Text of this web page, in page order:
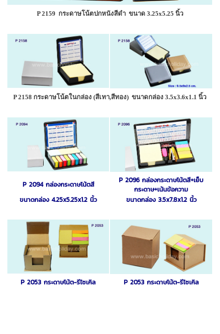
P 2159 กระดาษโน้ตปกหนังสีดำ ขนาด 3.25x5.25 นิ้ว
P 2158 กระดาษโน้ตในกล่อง (สีเทา,สีทอง) ขนาดกล่อง 3.5x3.6x1.1 นิ้ว
P 2094 กล่องกระดาษโน้ตสี
P 2096 กล่องกระดาษโน้ตสี+เย็บ
กระดาษ+เน้นข้อความ
ขนาดกล่อง 4.25x5.25x1.2 นิ้ว
ขนาดกล่อง 3.5x7.8x1.2 นิ้ว
P 2053 กระดาษโน้ต-รีไซเคิล P 2053 กระดาษโน้ต-รีไซเคิล